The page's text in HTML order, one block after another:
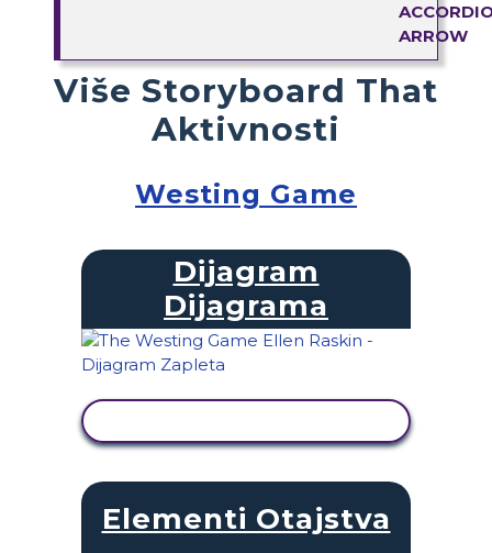
Više Storyboard That
Aktivnosti
Westing Game
Dijagram
Dijagrama
Elementi Otajstva